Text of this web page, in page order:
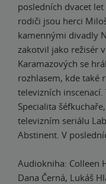
posledních dvacet
rodiči jsou herci
kamennými divadly
zakotvil jako režisér
Karamazových se
rozhlasem, kde také
televizních
Specialita
televizním seriálu
Abstinent. V
Audiokniha: Colleen
Dana Černá, Lukáš